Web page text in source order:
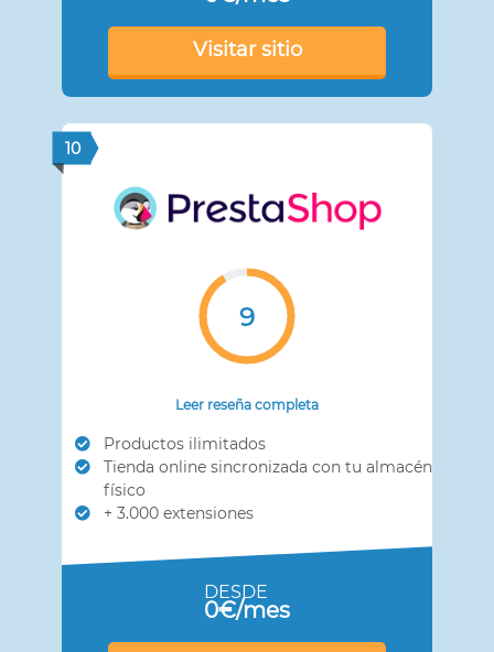
Visitar sitio
10
9
Leer reseña completa
Productos ilimitados
Tienda online sincronizada con tu almacén
físico
+ 3.000 extensiones
DESDE
0€/mes